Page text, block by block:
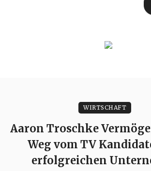
WIRTSCHAFT
Aaron Troschke
Weg vom TV
erfolgreichen